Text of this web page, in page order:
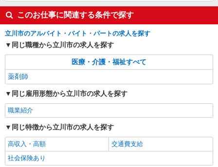
このお仕事に関連する条件で探す
立川市のアルバイト・バイト・パートの求人を探す
同じ職種から立川市の求人を探す
医療・介護・福祉すべて
薬剤師
同じ雇用形態から立川市の求人を探す
職業紹介
同じ特徴から立川市の求人を探す
高収入・高額
交通費支給
社会保険あり